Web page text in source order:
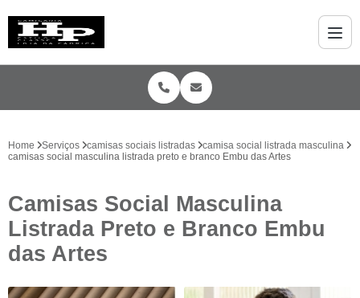
Home Serviços camisas sociais listradas
camisa social listrada masculina
camisas social masculina listrada preto e branco Embu das Artes
Camisas Social Masculina
Listrada Preto e Branco Embu
das Artes